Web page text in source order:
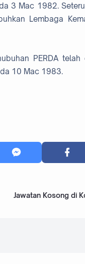
3 Mac 1982.
Lembaga
PERDA
10 Mac 1983.
Jawatan Kosong di